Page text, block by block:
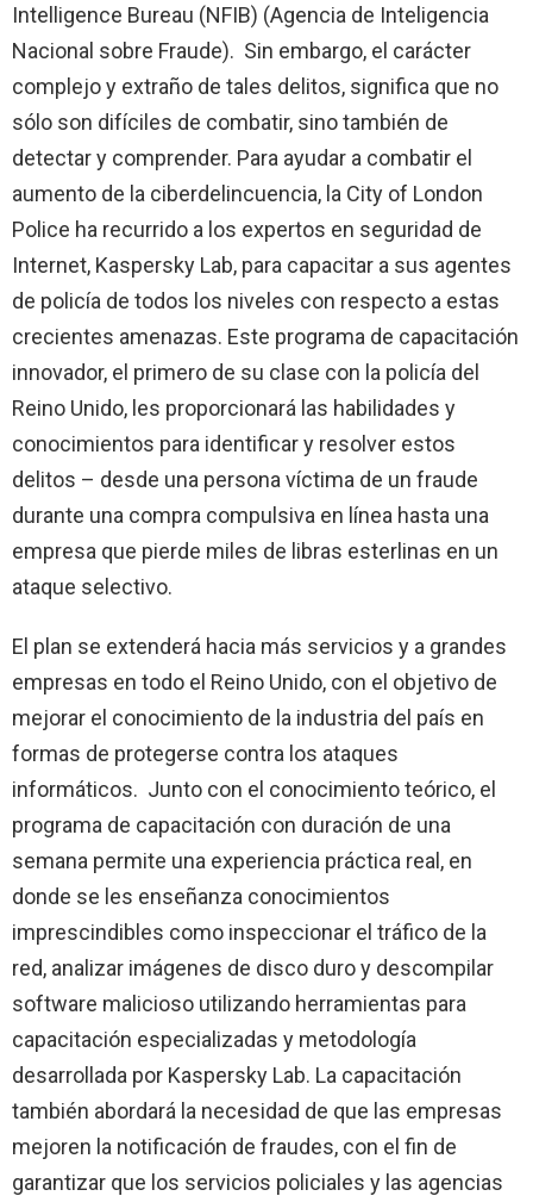
Intelligence Bureau (NFIB) (Agencia de Inteligencia
Nacional sobre Fraude). Sin embargo, el carácter
complejo y extraño de tales delitos, significa que no
sólo son difíciles de combatir, sino también de
detectar y comprender. Para ayudar a combatir el
aumento de la ciberdelincuencia, la City of London
Police ha recurrido a los expertos en seguridad de
Internet, Kaspersky Lab, para capacitar a sus agentes
de policía de todos los niveles con respecto a estas
crecientes amenazas. Este programa de capacitación
innovador, el primero de su clase con la policía del
Reino Unido, les proporcionará las habilidades y
conocimientos para identificar y resolver estos
delitos – desde una persona víctima de un fraude
durante una compra compulsiva en línea hasta una
empresa que pierde miles de libras esterlinas en un
ataque selectivo.
El plan se extenderá hacia más servicios y a grandes
empresas en todo el Reino Unido, con el objetivo de
mejorar el conocimiento de la industria del país en
formas de protegerse contra los ataques
informáticos. Junto con el conocimiento teórico, el
programa de capacitación con duración de una
semana permite una experiencia práctica real, en
donde se les enseñanza conocimientos
imprescindibles como inspeccionar el tráfico de la
red, analizar imágenes de disco duro y descompilar
software malicioso utilizando herramientas para
capacitación especializadas y metodología
desarrollada por Kaspersky Lab. La capacitación
también abordará la necesidad de que las empresas
mejoren la notificación de fraudes, con el fin de
garantizar que los servicios policiales y las agencias